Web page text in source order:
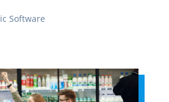
Software